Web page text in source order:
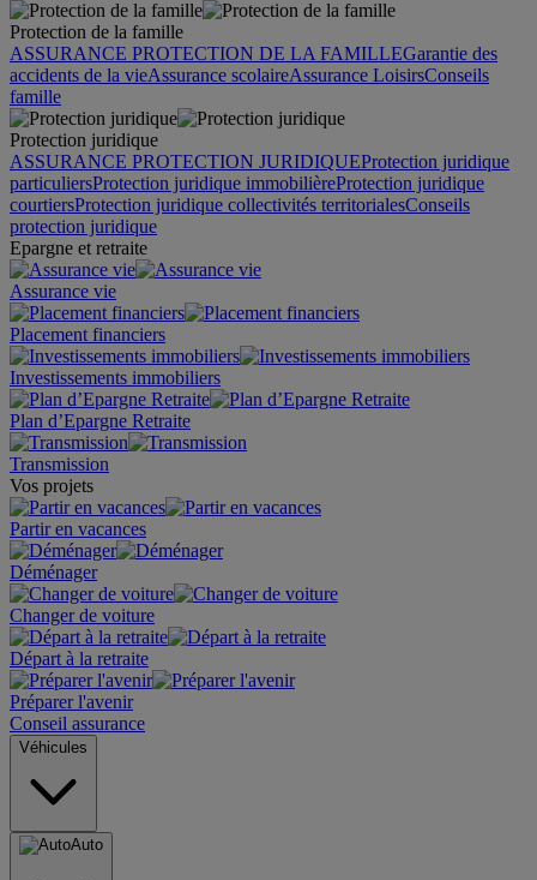
Protection de la famille
ASSURANCE PROTECTION DE LA FAMILLEGarantie des
accidents de la vieAssurance scolaireAssurance LoisirsConseils
famille
Protection juridique
ASSURANCE PROTECTION JURIDIQUEProtection juridique
particuliersProtection juridique immobilièreProtection juridique
courtiersProtection juridique collectivités territorialesConseils
protection juridique
Epargne et retraite
Assurance vie
Placement financiers
Investissements immobiliers
Plan d’Epargne Retraite
Transmission
Vos projets
Partir en vacances
Déménager
Changer de voiture
Départ à la retraite
Préparer l'avenir
Conseil assurance
Véhicules
Auto